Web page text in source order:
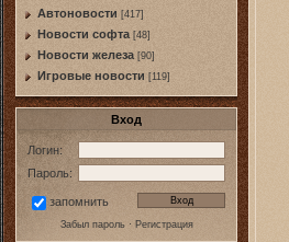
Автоновости [417]
Новости софта [48]
Новоcти железа [90]
Игровые новости [119]
Вход
Логин:
Пароль:
запомнить
Забыл пароль· Регистрация